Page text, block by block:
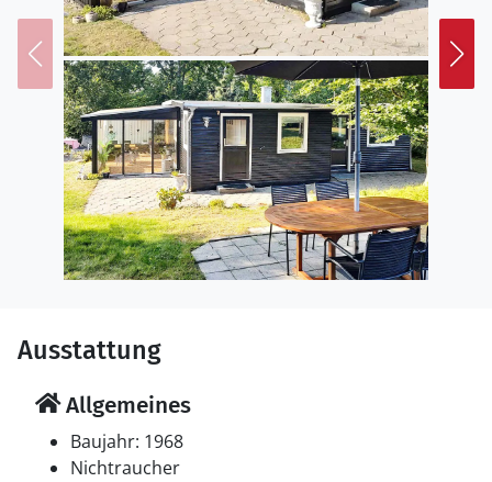
Ausstattung
Allgemeines
Baujahr: 1968
Nichtraucher